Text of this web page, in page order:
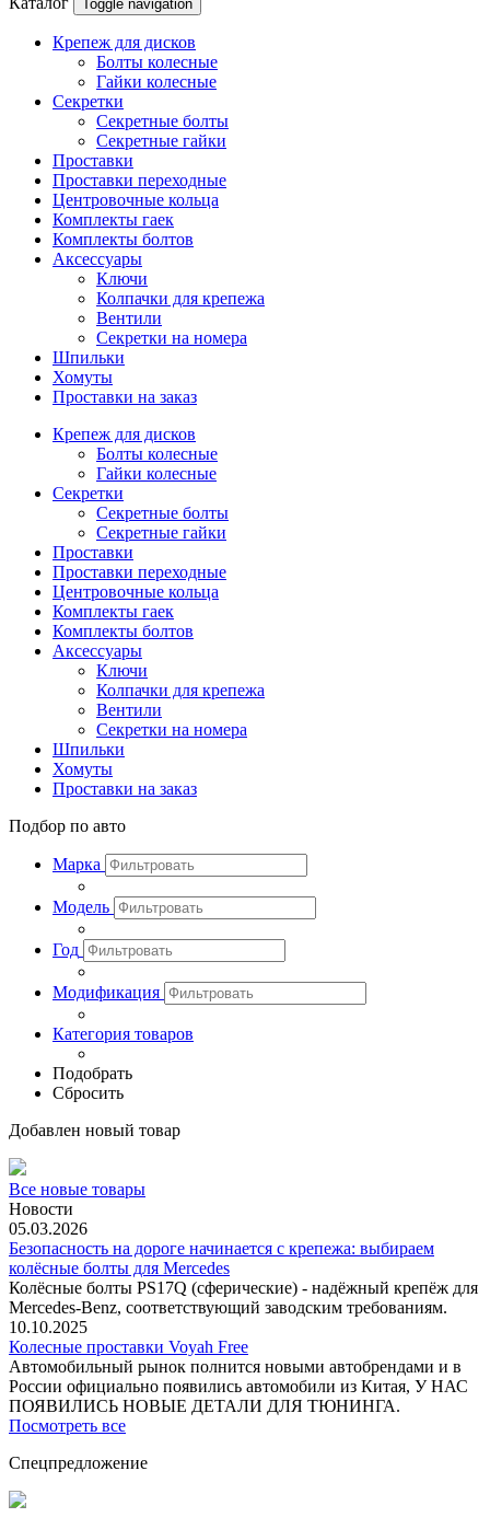
Toggle navigation
Крепеж для дисков
Болты колесные
Гайки колесные
Секретки
Секретные болты
Секретные гайки
Проставки
Проставки переходные
Центровочные кольца
Комплекты гаек
Комплекты болтов
Аксессуары
Ключи
Колпачки для крепежа
Вентили
Секретки на номера
Шпильки
Хомуты
Проставки на заказ
Крепеж для дисков
Болты колесные
Гайки колесные
Секретки
Секретные болты
Секретные гайки
Проставки
Проставки переходные
Центровочные кольца
Комплекты гаек
Комплекты болтов
Аксессуары
Ключи
Колпачки для крепежа
Вентили
Секретки на номера
Шпильки
Хомуты
Проставки на заказ
Подбор по авто
Марка
Модель
Год
Модификация
Категория товаров
Подобрать
Сбросить
Добавлен новый товар
Все новые товары
Новости
05.03.2026
Безопасность на дороге начинается с крепежа: выбираем
колёсные болты для Mercedes
Колёсные болты PS17Q (сферические) - надёжный крепёж для
Mercedes‑Benz, соответствующий заводским требованиям.
10.10.2025
Колесные проставки Voyah Free
Автомобильный рынок полнится новыми автобрендами и в
России официально появились автомобили из Китая, У НАС
ПОЯВИЛИСЬ НОВЫЕ ДЕТАЛИ ДЛЯ ТЮНИНГА.
Посмотреть все
Спецпредложение